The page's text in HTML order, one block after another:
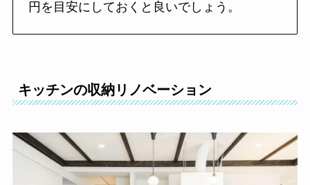
円を目安にしておくと良いでしょう。
キッチンの収納リノベーション